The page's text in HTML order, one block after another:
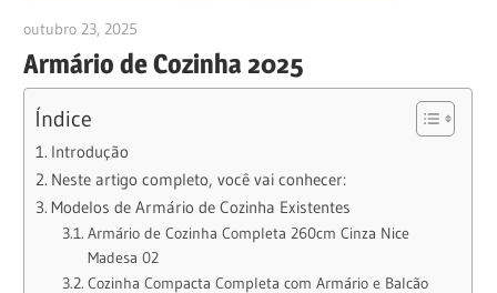
outubro 23, 2025
Armário de Cozinha 2025
Índice
Introdução
Neste artigo completo, você vai conhecer:
Modelos de Armário de Cozinha Existentes
Armário de Cozinha Completa 260cm Cinza Nice
Madesa 02
Cozinha Compacta Completa com Armário e Balcão